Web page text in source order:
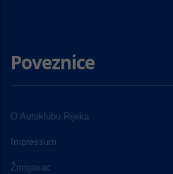
Poveznice
O Autoklubu Rijeka
Impressum
Žmigavac